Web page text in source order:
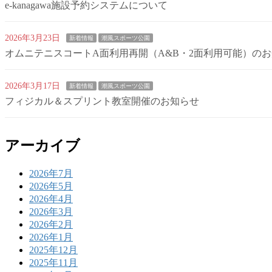
e-kanagawa施設予約システムについて
2026年3月23日 新着情報 潮風スポーツ公園
オムニテニスコートA面利用再開（A&B・2面利用可能）の
2026年3月17日 新着情報 潮風スポーツ公園
フィジカル＆スプリント教室開催のお知らせ
アーカイブ
2026年7月
2026年5月
2026年4月
2026年3月
2026年2月
2026年1月
2025年12月
2025年11月